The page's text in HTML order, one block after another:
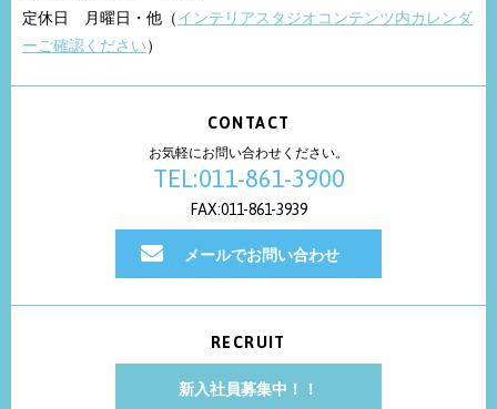
定休日 月曜日・他（インテリアスタジオコンテンツ内カレンダ
ーご確認ください）
CONTACT
お気軽にお問い合わせください。
TEL:011-861-3900
FAX:011-861-3939
メールでお問い合わせ
RECRUIT
新入社員募集中！！